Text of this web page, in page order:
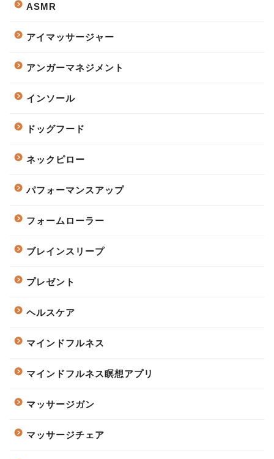
ASMR
アイマッサージャー
アンガーマネジメント
インソール
ドッグフード
ネックピロー
パフォーマンスアップ
フォームローラー
ブレインスリープ
プレゼント
ヘルスケア
マインドフルネス
マインドフルネス瞑想アプリ
マッサージガン
マッサージチェア